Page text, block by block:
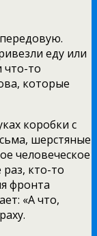
еду или
что-то
которые
коробки с
шерстяные
человеческое
кто-то
фронта
«А что,